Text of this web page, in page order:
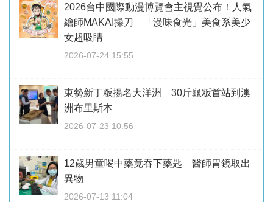
2026台中國際動漫博覽會主視覺公布！人氣
繪師MAKAI操刀 「漫味食光」美食系美少
女超吸睛
2026-07-24 15:55
東勢新丁粄揚名大洋洲 30斤龜粄首站到澳
洲布里斯本
2026-07-23 10:56
12歲男童喝中藥竟吞下藥匙 醫師胃鏡取出
異物
2026-07-13 11:04